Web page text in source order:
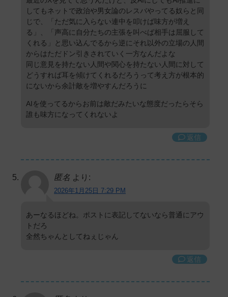
してもネットで政治や男女論のレスバやってる奴らと同
じで、「ただ気に入らない連中を叩けば味方が増え
る」、「声高に自分たちの主張を叫べば相手は屈服して
くれる」と思い込んでるから逆にそれ以外の立場の人間
からはただドン引きされていく一方なんだよな
同じ意見を持たない人間や関心を持たない人間に対して
どうすれば耳を傾けてくれるだろうって考え方が根本的
にないから余計敵を増やすんだろうに
AIを使ってるからお前は敵だみたいな態度だったらそら
誰も味方になってくれないよ
返信
匿名 より:
2026年1月25日 7:29 PM
あーなるほどね。ポストに表記してないなら普通にアウ
トだろ
全然ちゃんとしてねぇじゃん
返信